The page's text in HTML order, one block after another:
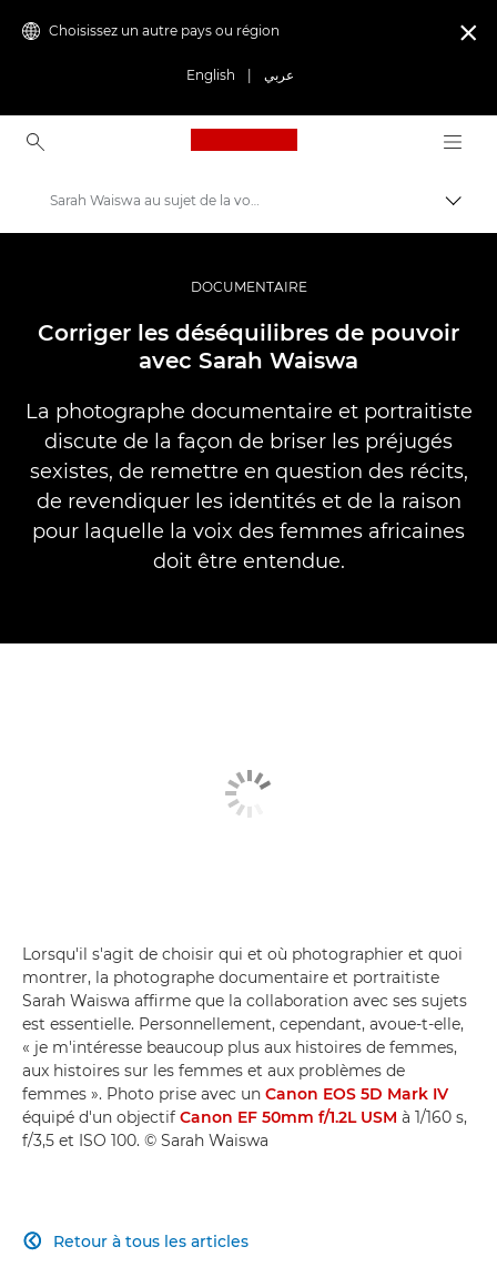
Choisissez un autre pays ou région
English عربي

Canon Logo, back to
Vidéo et photographie professionnelles
Histoires
Sarah Waiswa au sujet de la voix des femmes africaines
DOCUMENTAIRE
Corriger les déséquilibres de pouvoir
avec Sarah Waiswa
La photographe documentaire et portraitiste
discute de la façon de briser les préjugés
sexistes, de remettre en question des récits,
de revendiquer les identités et de la raison
pour laquelle la voix des femmes africaines
doit être entendue.
Lorsqu'il s'agit de choisir qui et où photographier et quoi
montrer, la photographe documentaire et portraitiste
Sarah Waiswa affirme que la collaboration avec ses sujets
est essentielle. Personnellement, cependant, avoue-t-elle,
« je m'intéresse beaucoup plus aux histoires de femmes,
aux histoires sur les femmes et aux problèmes de
femmes ». Photo prise avec un Canon EOS 5D Mark IV
équipé d'un objectif Canon EF 50mm f/1.2L USM à 1/160 s,
f/3,5 et ISO 100. © Sarah Waiswa
Retour à tous les articles
